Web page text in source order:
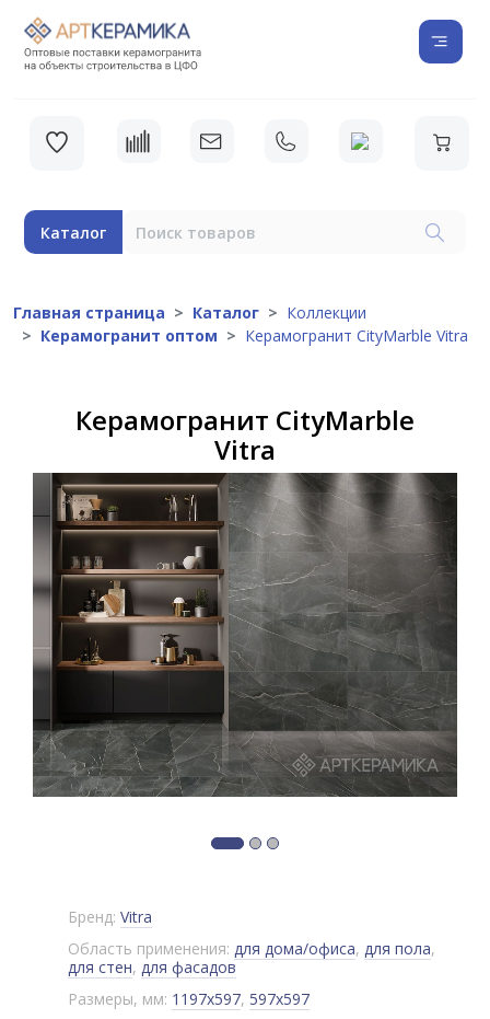
Каталог
Главная страница Каталог
Коллекции
Керамогранит оптом
Керамогранит CityMarble Vitra
Керамогранит CityMarble
Vitra
Бренд: Vitra
Область применения: для дома/офиса, для пола,
для стен, для фасадов
Размеры, мм: 1197x597, 597x597